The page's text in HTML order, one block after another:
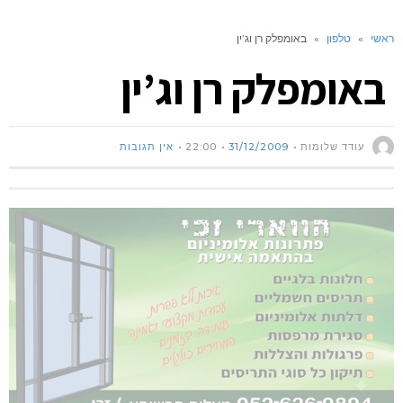
ראשי » טלפון » באומפלק רן וג’ין
באומפלק רן וג’ין
עודד שלומות 31/12/2009
22:00 אין תגובות